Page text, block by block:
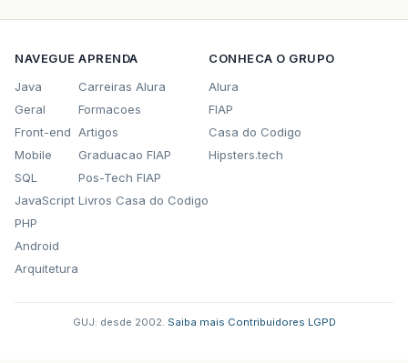
NAVEGUE
Java
Geral
Front-end
Mobile
SQL
JavaScript
PHP
Android
Arquitetura
APRENDA
Carreiras Alura
Formacoes
Artigos
Graduacao FIAP
Pos-Tech FIAP
Livros Casa do Codigo
CONHECA O GRUPO
Alura
FIAP
Casa do Codigo
Hipsters.tech
GUJ: desde 2002. Saiba mais Contribuidores LGPD